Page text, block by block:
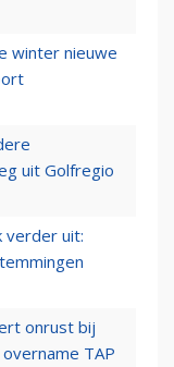
winter nieuwe
uit Golfregio
verder uit:
onrust bij
TAP